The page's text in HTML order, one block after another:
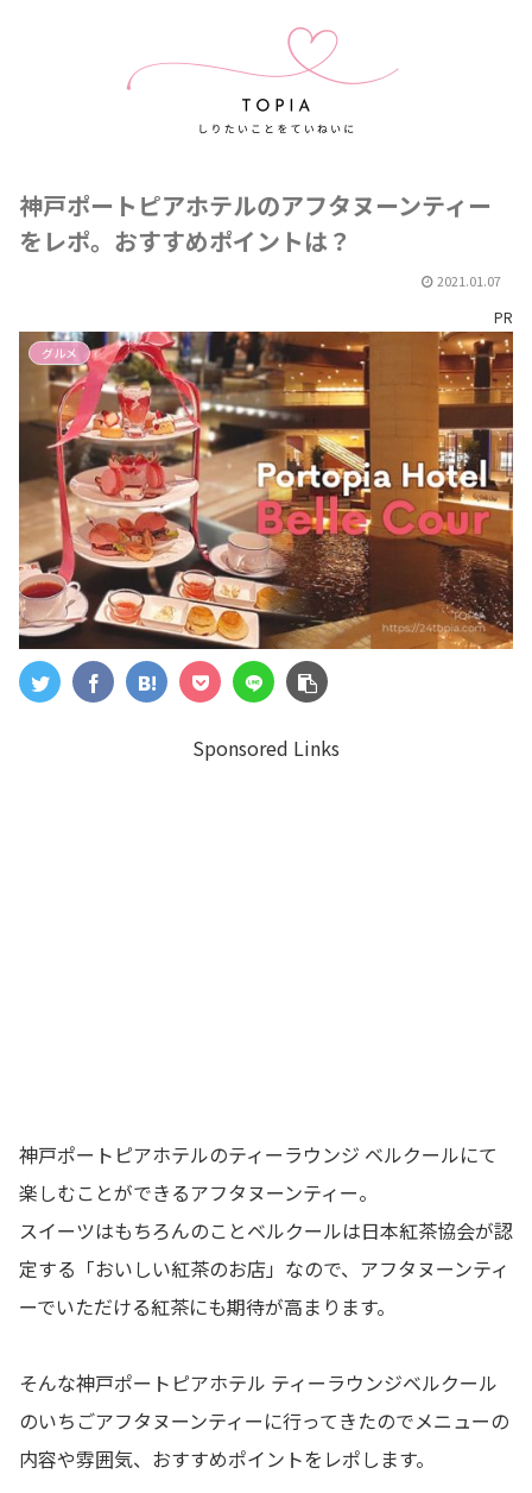
神戸ポートピアホテルのアフタヌーンティー
をレポ。おすすめポイントは？
2021.01.07
PR
グルメ
Sponsored Links
神戸ポートピアホテルのティーラウンジ ベルクールにて
楽しむことができるアフタヌーンティー。
スイーツはもちろんのことベルクールは日本紅茶協会が認
定する「おいしい紅茶のお店」なので、アフタヌーンティ
ーでいただける紅茶にも期待が高まります。
そんな神戸ポートピアホテル ティーラウンジベルクール
のいちごアフタヌーンティーに行ってきたのでメニューの
内容や雰囲気、おすすめポイントをレポします。